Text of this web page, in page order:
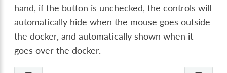
hand, if the button is unchecked, the controls will
automatically hide when the mouse goes outside
the docker, and automatically shown when it
goes over the docker.